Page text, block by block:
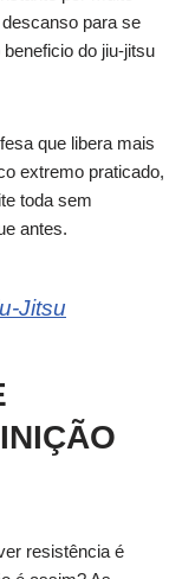
para se
do jiu-jitsu
que libera mais
extremo praticado,
toda sem
antes.
Jitsu
resistência é